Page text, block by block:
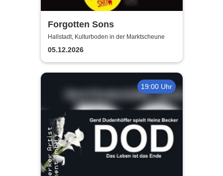
Forgotten Sons
Hallstadt, Kulturboden in der Marktscheune
05.12.2026
19:00 Uhr